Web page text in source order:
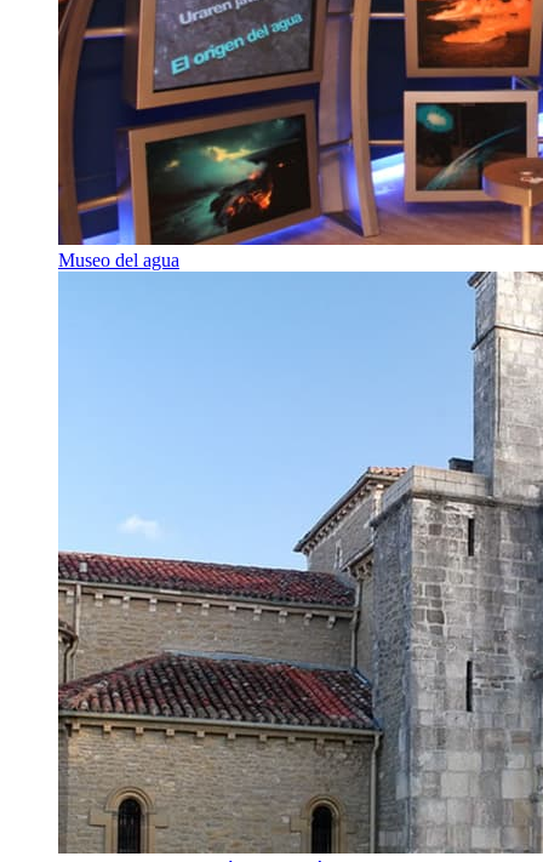
Museo del agua